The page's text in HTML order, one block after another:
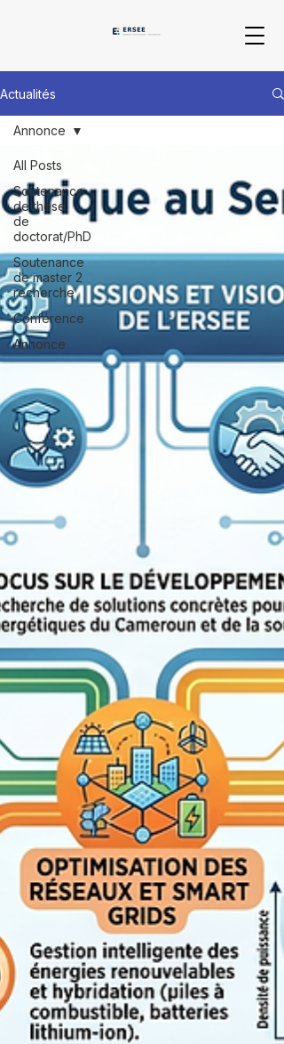
Actualités
All Posts
Soutenance
de thèse
de
doctorat/PhD
Soutenance
de master 2
recherche
Conférence
Annonce
Annonce